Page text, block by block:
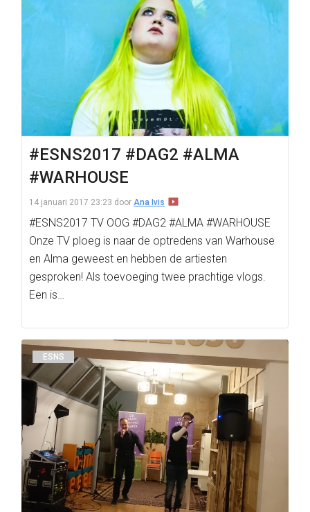
#ESNS2017 #DAG2 #ALMA
#WARHOUSE
14 januari 2017 23:23 door Ana Ivis
#ESNS2017 TV OOG #DAG2 #ALMA #WARHOUSE
Onze TV ploeg is naar de optredens van Warhouse
en Alma geweest en hebben de artiesten
gesproken! Als toevoeging twee prachtige vlogs.
Een is…
ESNS